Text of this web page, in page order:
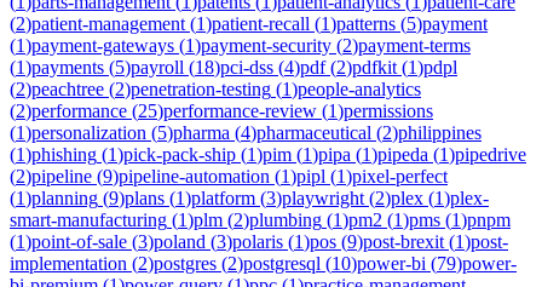
(2)patient-management (1)patient-recall (1)patterns (5)payment
(1)payment-gateways (1)payment-security (2)payment-terms
(1)payments (5)payroll (18)pci-dss (4)pdf(2)pdfkit (1)pdpl
(2)peachtree (2)penetration-testing (1)people-analytics
(2)performance (25)performance-review (1)permissions
(1)personalization (5)pharma (4)pharmaceutical (2)philippines
(1)phishing (1)pick-pack-ship (1)pim (1)pipa (1)pipeda (1)pipedrive
(2)pipeline (9)pipeline-automation (1)pipl (1)pixel-perfect
(1)planning (9)plans (1)platform (3)playwright (2)plex (1)plex-
smart-manufacturing (1)plm (2)plumbing (1)pm2 (1)pms (1)pnpm
(1)point-of-sale (3)poland (3)polaris (1)pos (9)post-brexit (1)post-
implementation (2)postgres (2)postgresql (10)power-bi (79)power-